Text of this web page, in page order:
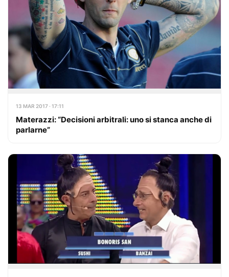
13 MAR 2017 · 17:11
Materazzi: “Decisioni arbitrali: uno si stanca anche di
parlarne”